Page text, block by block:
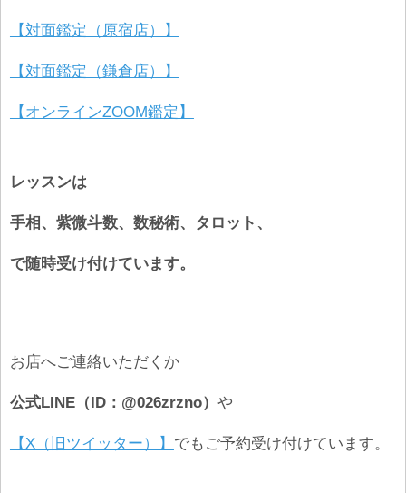
【対面鑑定（原宿店）】
【対面鑑定（鎌倉店）】
【オンラインZOOM鑑定】
レッスンは
手相、紫微斗数、数秘術、タロット、
で随時受け付けています。
お店へご連絡いただくか
公式LINE（ID：@026zrzno） や
【X（旧ツイッター）】 でもご予約受け付けています。